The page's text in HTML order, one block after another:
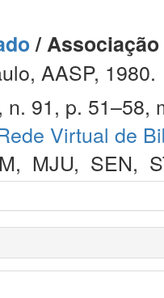
/
AASP, 1980.
91, p. 51–58,
Virtual de
, MJU, SEN,